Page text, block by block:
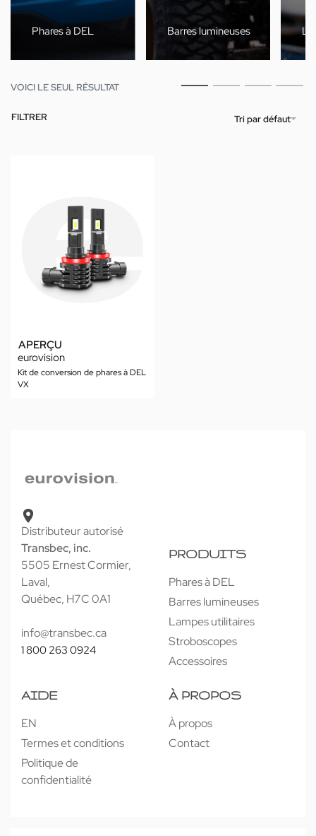
Phares à DEL Barres lumineuses
VOICI LE SEUL RÉSULTAT
Tri par défaut
FILTRER
APERÇU
eurovision
Kit de conversion de phares à DEL
VX
Distributeur autorisé
Transbec, inc.
5505 Ernest Cormier,
Laval,
Québec, H7C 0A1
info@transbec.ca
1 800 263 0924
PRODUITS
Phares à DEL
Barres lumineuses
Lampes utilitaires
Stroboscopes
Accessoires
AIDE
EN
Termes et conditions
Politique de
confidentialité
À PROPOS
À propos
Contact